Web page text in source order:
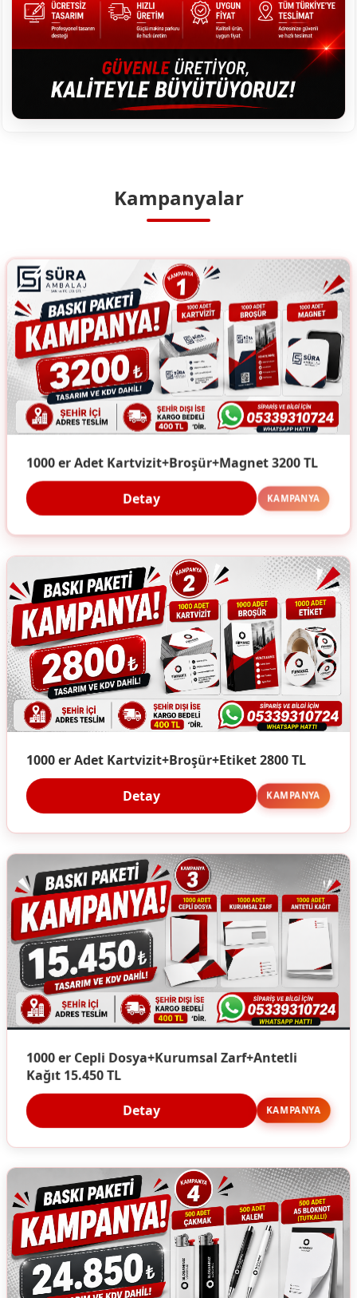
Kampanyalar
1000 er Adet Kartvizit+Broşür+Magnet 3200 TL
Detay KAMPANYA
1000 er Adet Kartvizit+Broşür+Etiket 2800 TL
Detay KAMPANYA
1000 er Cepli Dosya+Kurumsal Zarf+Antetli
Kağıt 15.450 TL
Detay KAMPANYA